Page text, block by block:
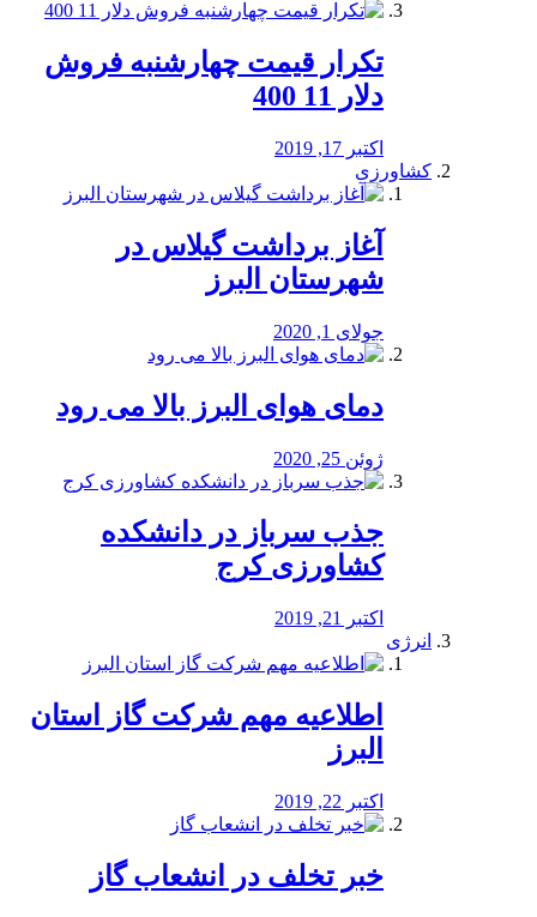
تکرار قیمت چهارشنبه فروش
دلار 11 400
اکتبر 17, 2019
کشاورزی
آغاز برداشت گیلاس در
شهرستان البرز
جولای 1, 2020
دمای هوای البرز بالا می رود
ژوئن 25, 2020
جذب سرباز در دانشکده
کشاورزی کرج
اکتبر 21, 2019
انرژی
️اطلاعیه مهم شرکت گاز استان
البرز
اکتبر 22, 2019
خبر تخلف در انشعاب گاز